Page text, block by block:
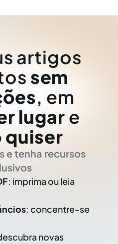
artigos
sem
, em
lugar e
quiser
e tenha recursos
: imprima ou leia
: concentre-se
novas